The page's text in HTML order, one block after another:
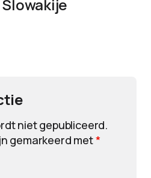
niet gepubliceerd.
gemarkeerd met*